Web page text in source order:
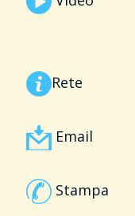
Rete
Email
Stampa